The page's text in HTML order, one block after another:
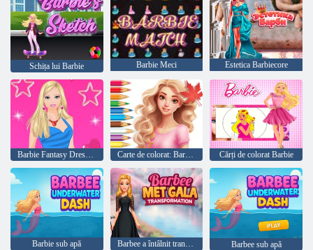
Schița lui Barbie Barbie Meci Estetica Barbiecore
Barbie Fantasy Dressup Carte de colorat: Barbie Autumn Tale Cărți de colorat Barbie
Barbie sub apă Barbee a întâlnit transformarea gala
Barbee sub apă